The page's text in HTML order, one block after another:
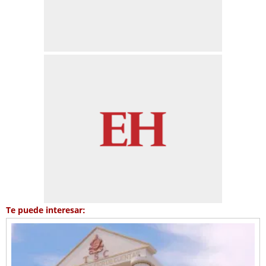
Te puede interesar: